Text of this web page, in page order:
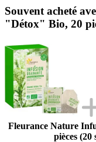
Souvent acheté
"Détox" Bio, 20
Fleurance Nature
pièces (20